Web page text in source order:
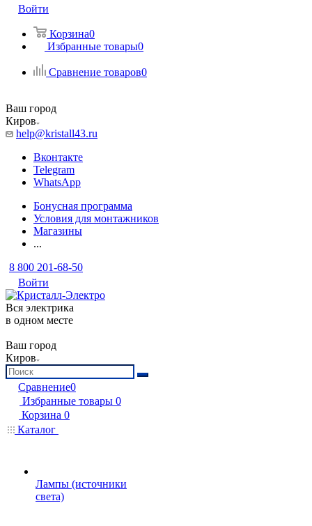
Войти
Корзина0
Избранные товары0
Сравнение товаров0
Ваш город
Киров
help@kristall43.ru
Вконтакте
Telegram
WhatsApp
Бонусная программа
Условия для монтажников
Магазины
...
8 800 201-68-50
Войти
Вся электрика
в одном месте
Ваш город
Киров
Сравнение0
Избранные товары 0
Корзина 0
Каталог
Лампы (источники
света)